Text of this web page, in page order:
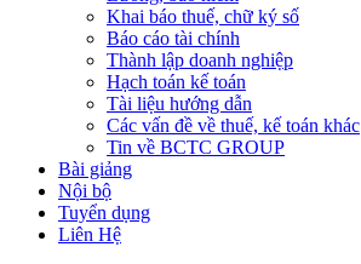
Khai báo thuế, chữ ký số
Báo cáo tài chính
Thành lập doanh nghiệp
Hạch toán kế toán
Tài liệu hướng dẫn
Các vấn đề về thuế, kế toán khác
Tin về BCTC GROUP
Bài giảng
Nội bộ
Tuyển dụng
Liên Hệ